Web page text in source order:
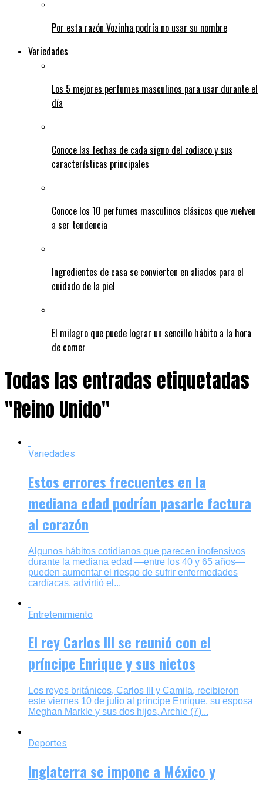
Por esta razón Vozinha podría no usar su nombre
Variedades
Los 5 mejores perfumes masculinos para usar durante el
día
Conoce las fechas de cada signo del zodiaco y sus
características principales
Conoce los 10 perfumes masculinos clásicos que vuelven
a ser tendencia
Ingredientes de casa se convierten en aliados para el
cuidado de la piel
El milagro que puede lograr un sencillo hábito a la hora
de comer
Todas las entradas etiquetadas
"Reino Unido"
Variedades
Estos errores frecuentes en la
mediana edad podrían pasarle factura
al corazón
Algunos hábitos cotidianos que parecen inofensivos
durante la mediana edad —entre los 40 y 65 años—
pueden aumentar el riesgo de sufrir enfermedades
cardíacas, advirtió el...
Entretenimiento
El rey Carlos III se reunió con el
príncipe Enrique y sus nietos
Los reyes británicos, Carlos III y Camila, recibieron
este viernes 10 de julio al príncipe Enrique, su esposa
Meghan Markle y sus dos hijos, Archie (7)...
Deportes
Inglaterra se impone a México y